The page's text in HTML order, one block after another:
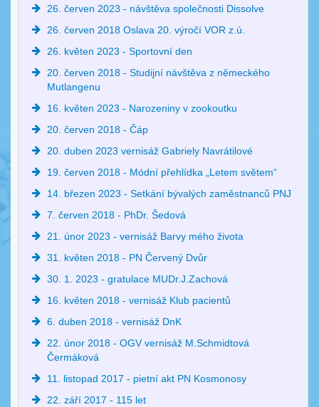
26. červen 2023 - návštěva společnosti Dissolve
26. červen 2018 Oslava 20. výročí VOR z.ú.
26. květen 2023 - Sportovní den
20. červen 2018 - Studijní návštěva z německého
Mutlangenu
16. květen 2023 - Narozeniny v zookoutku
20. červen 2018 - Čáp
20. duben 2023 vernisáž Gabriely Navrátilové
19. červen 2018 - Módní přehlídka „Letem světem“
14. březen 2023 - Setkání bývalých zaměstnanců PNJ
7. červen 2018 - PhDr. Šedová
21. únor 2023 - vernisáž Barvy mého života
31. květen 2018 - PN Červený Dvůr
30. 1. 2023 - gratulace MUDr.J.Zachová
16. květen 2018 - vernisáž Klub pacientů
6. duben 2018 - vernisáž DnK
22. únor 2018 - OGV vernisáž M.Schmidtová
Čermáková
11. listopad 2017 - pietní akt PN Kosmonosy
22. září 2017 - 115 let